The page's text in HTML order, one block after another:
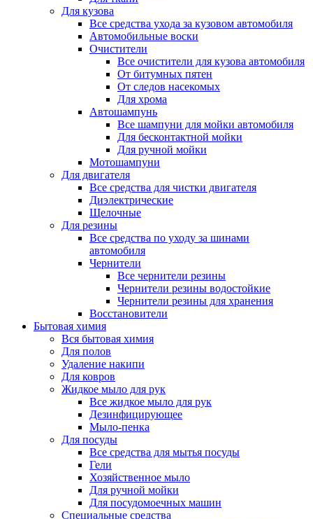
Для кузова
Все средства ухода за кузовом автомобиля
Автомобильные воски
Очистители
Все очистители для кузова автомобиля
От битумных пятен
От следов насекомых
Для хрома
Автошампунь
Все шампуни для мойки автомобиля
Для бесконтактной мойки
Для ручной мойки
Мотошампуни
Для двигателя
Все средства для чистки двигателя
Диэлектрические
Щелочные
Для резины
Все средства по уходу за шинами
автомобиля
Чернители
Все чернители резины
Чернители резины водостойкие
Чернители резины для хранения
Восстановители
Бытовая химия
Вся бытовая химия
Для полов
Удаление накипи
Для ковров
Жидкое мыло для рук
Все жидкое мыло для рук
Дезинфицирующее
Мыло-пенка
Для посуды
Все средства для мытья посуды
Гели
Хозяйственное мыло
Для ручной мойки
Для посудомоечных машин
Специальные средства